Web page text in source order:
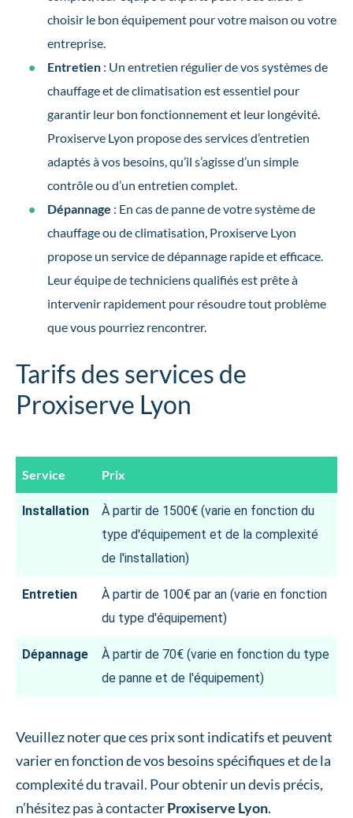
choisir le bon équipement pour votre maison ou votre
entreprise.
Entretien : Un entretien régulier de vos systèmes de
chauffage et de climatisation est essentiel pour
garantir leur bon fonctionnement et leur longévité.
Proxiserve Lyon propose des services d’entretien
adaptés à vos besoins, qu’il s’agisse d’un simple
contrôle ou d’un entretien complet.
Dépannage : En cas de panne de votre système de
chauffage ou de climatisation, Proxiserve Lyon
propose un service de dépannage rapide et efficace.
Leur équipe de techniciens qualifiés est prête à
intervenir rapidement pour résoudre tout problème
que vous pourriez rencontrer.
Tarifs des services de
Proxiserve Lyon
Service Prix
Installation
À partir de 1500€ (varie en fonction du
type d'équipement et de la complexité
de l'installation)
Entretien
À partir de 100€ par an (varie en fonction
du type d'équipement)
Dépannage
À partir de 70€ (varie en fonction du type
de panne et de l'équipement)
Veuillez noter que ces prix sont indicatifs et peuvent
varier en fonction de vos besoins spécifiques et de la
complexité du travail. Pour obtenir un devis précis,
n’hésitez pas à contacterProxiserve Lyon.